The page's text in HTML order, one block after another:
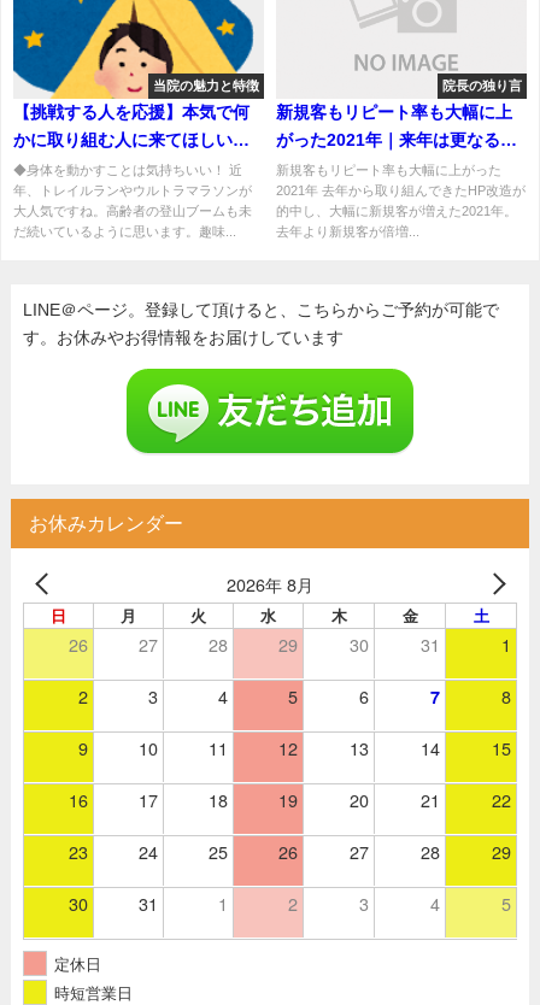
当院の魅力と特徴
【挑戦する人を応援】本気で何
かに取り組む人に来てほしい鍼
灸院
◆身体を動かすことは気持ちいい！ 近
年、トレイルランやウルトラマラソンが
大人気ですね。高齢者の登山ブームも未
だ続いているように思います。趣味...
院長の独り言
新規客もリピート率も大幅に上
がった2021年｜来年は更なる飛
躍を
新規客もリピート率も大幅に上がった
2021年 去年から取り組んできたHP改造が
的中し、大幅に新規客が増えた2021年。
去年より新規客が倍増...
LINE＠ページ。登録して頂けると、こちらからご予約が可能で
す。お休みやお得情報をお届けしています
お休みカレンダー
2026年 8月
日 月 火 水 木 金 土
26 27 28 29 30 31 1
2 3 4 5 6 7 8
9 10 11 12 13 14 15
16 17 18 19 20 21 22
23 24 25 26 27 28 29
30 31 1 2 3 4 5
定休日
時短営業日